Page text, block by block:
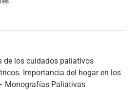
de los cuidados paliativos
Importancia del hogar en los
Monografías Paliativas